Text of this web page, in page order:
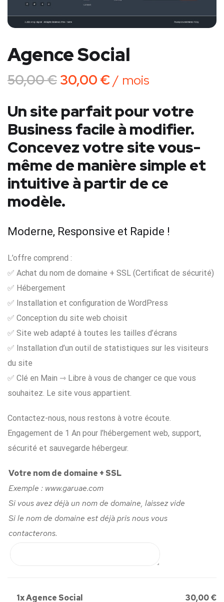
Agence Social
50,00€ 30,00 €/ mois
Un site parfait pour votre
Business facile à modifier.
Concevez votre site vous-
même de manière simple et
intuitive à partir de ce
modèle.
Moderne, Responsive et Rapide !
L’offre comprend :
✅ Achat du nom de domaine + SSL (Certificat de sécurité)
✅ Hébergement
✅ Installation et configuration de WordPress
✅ Conception du site web choisit
✅ Site web adapté à toutes les tailles d’écrans
✅ Installation d’un outil de statistiques sur les visiteurs
du site
✅ Clé en Main ⇾ Libre à vous de changer ce que vous
souhaitez. Le site vous appartient.
Contactez-nous, nous restons à votre écoute.
Engagement de 1 An pour l’hébergement web, support,
sécurité et sauvegarde hébergeur.
Votre nom de domaine + SSL
Exemple : www.garuae.com
Si vous avez déjà un nom de domaine, laissez vide
Si le nom de domaine est déjà pris nous vous
contacterons.
1xAgence Social 30,00 €